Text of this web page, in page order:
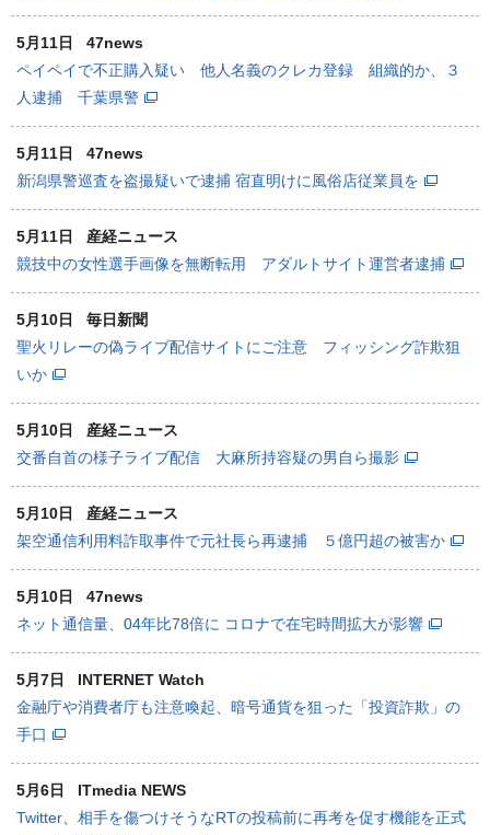
5月11日
47news
ペイペイで不正購入疑い 他人名義のクレカ登録 組織的か、３
人逮捕 千葉県警
5月11日
47news
新潟県警巡査を盗撮疑いで逮捕 宿直明けに風俗店従業員を
5月11日
産経ニュース
競技中の女性選手画像を無断転用 アダルトサイト運営者逮捕
5月10日
毎日新聞
聖火リレーの偽ライブ配信サイトにご注意 フィッシング詐欺狙
いか
5月10日
産経ニュース
交番自首の様子ライブ配信 大麻所持容疑の男自ら撮影
5月10日
産経ニュース
架空通信利用料詐取事件で元社長ら再逮捕 ５億円超の被害か
5月10日
47news
ネット通信量、04年比78倍に コロナで在宅時間拡大が影響
5月7日
INTERNET Watch
金融庁や消費者庁も注意喚起、暗号通貨を狙った「投資詐欺」の
手口
5月6日
ITmedia NEWS
Twitter、相手を傷つけそうなRTの投稿前に再考を促す機能を正式